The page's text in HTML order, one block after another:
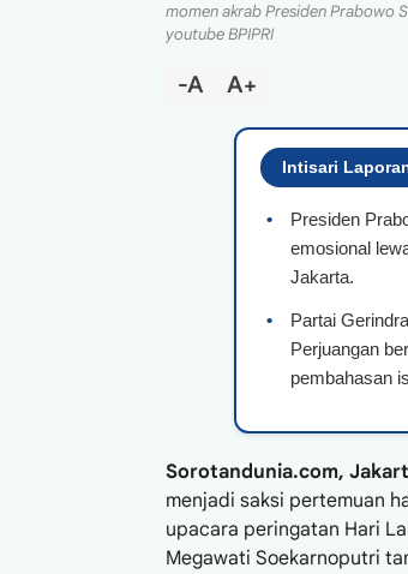
momen akrab Presiden Prabowo
youtube BPIPRI
-A A+
Intisari
•
Presiden
emosional
Jakarta.
•
Partai
Perjuangan
pembahasan
Sorotandunia.com,
menjadi saksi pertemuan
upacara peringatan Hari
Megawati Soekarnoputri